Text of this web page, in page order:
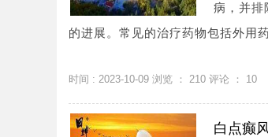
病，并排
的进展。常见的治疗药物包括外用
时间 : 2023-10-09 浏览 ： 210 评论 ： 10
白点癫